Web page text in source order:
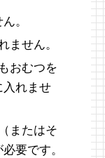
。
ません。
おむつを
入れませ
またはそ
要です。